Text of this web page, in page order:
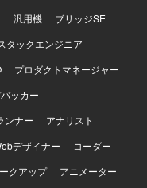
汎用機
ブリッジSE
タックエンジニア
プロダクトマネージャー
ッカー
ンナー
アナリスト
デザイナー
コーダー
クアップ
アニメーター